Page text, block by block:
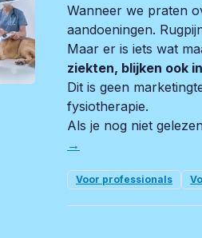
Wanneer we praten
aandoeningen.
Maar er is iets wat
ziekten, blijken ook
Dit is geen
fysiotherapie.
Als je nog niet
→
Voor professionals